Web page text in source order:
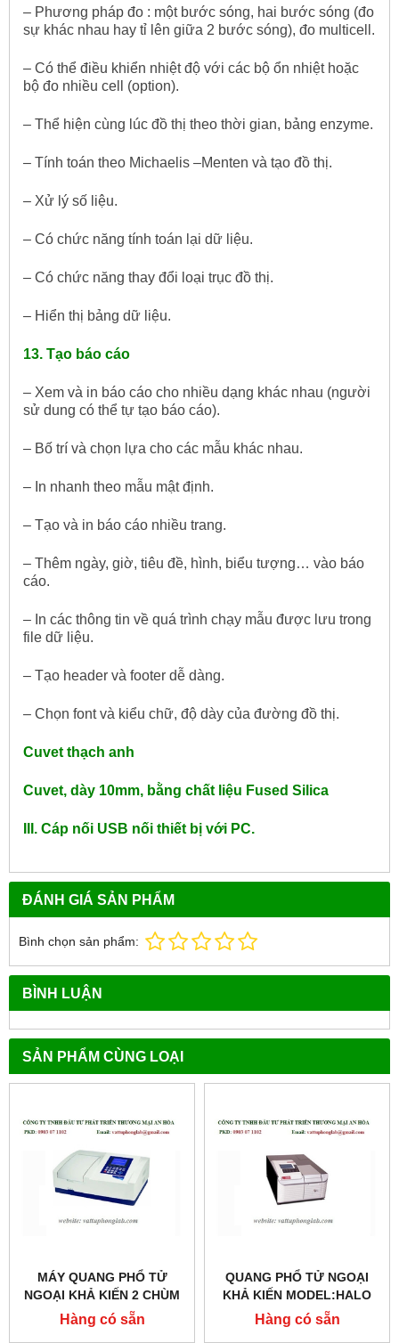
– Phương pháp đo : một bước sóng, hai bước sóng (đo
sự khác nhau hay tỉ lên giữa 2 bước sóng), đo multicell.
– Có thể điều khiển nhiệt độ với các bộ ổn nhiệt hoặc
bộ đo nhiều cell (option).
– Thể hiện cùng lúc đồ thị theo thời gian, bảng enzyme.
– Tính toán theo Michaelis –Menten và tạo đồ thị.
– Xử lý số liệu.
– Có chức năng tính toán lại dữ liệu.
– Có chức năng thay đổi loại trục đồ thị.
– Hiển thị bảng dữ liệu.
13. Tạo báo cáo
– Xem và in báo cáo cho nhiều dạng khác nhau (người
sử dung có thể tự tạo báo cáo).
– Bố trí và chọn lựa cho các mẫu khác nhau.
– In nhanh theo mẫu mật định.
– Tạo và in báo cáo nhiều trang.
– Thêm ngày, giờ, tiêu đề, hình, biểu tượng… vào báo
cáo.
– In các thông tin về quá trình chạy mẫu được lưu trong
file dữ liệu.
– Tạo header và footer dễ dàng.
– Chọn font và kiểu chữ, độ dày của đường đồ thị.
Cuvet thạch anh
Cuvet, dày 10mm, bằng chất liệu Fused Silica
III. Cáp nối USB nối thiết bị với PC.
ĐÁNH GIÁ SẢN PHẨM
Bình chọn sản phẩm:
BÌNH LUẬN
SẢN PHẨM CÙNG LOẠI
MÁY QUANG PHỔ TỬ
NGOẠI KHẢ KIẾN 2 CHÙM
TIA MODEL:6850
Hàng có sẵn
QUANG PHỔ TỬ NGOẠI
KHẢ KIẾN MODEL:HALO
RB-10
Hàng có sẵn